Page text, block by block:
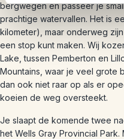
bergwegen en passeer je
prachtige watervallen. Het is
kilometer), maar onderweg
een stop kunt maken. Wij
Lake, tussen Pemberton en
Mountains, waar je veel grote
dan ook niet raar op als er
koeien de weg oversteekt.
Je slaapt de komende twee
het Wells Gray Provincial